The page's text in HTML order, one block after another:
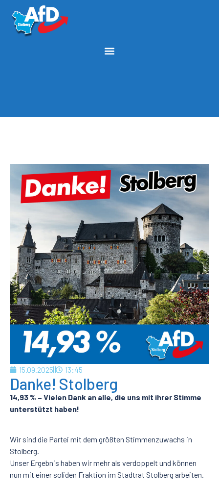
15.09.2025 13:45
Danke! Stolberg
14,93 % – Vielen Dank an alle, die uns mit ihrer Stimme
unterstützt haben!
Wir sind die Partei mit dem größten Stimmenzuwachs in
Stolberg.
Unser Ergebnis haben wir mehr als verdoppelt und können
nun mit einer soliden Fraktion im Stadtrat Stolberg arbeiten.